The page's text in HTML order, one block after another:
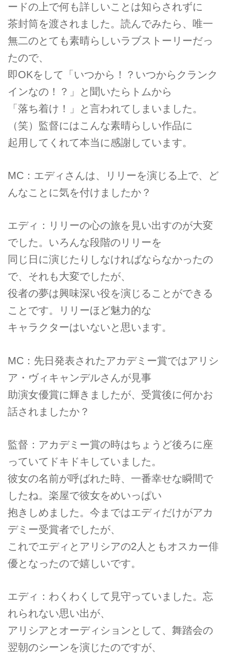
ードの上で何も詳しいことは知らされずに
茶封筒を渡されました。読んでみたら、唯一
無二のとても素晴らしいラブストーリーだっ
たので、
即OKをして「いつから！？いつからクランク
インなの！？」と聞いたらトムから
「落ち着け！」と言われてしまいました。
（笑）監督にはこんな素晴らしい作品に
起用してくれて本当に感謝しています。
MC：エディさんは、リリーを演じる上で、ど
んなことに気を付けましたか？
エディ：リリーの心の旅を見い出すのが大変
でした。いろんな段階のリリーを
同じ日に演じたりしなければならなかったの
で、それも大変でしたが、
役者の夢は興味深い役を演じることができる
ことです。リリーほど魅力的な
キャラクターはいないと思います。
MC：先日発表されたアカデミー賞ではアリシ
ア・ヴィキャンデルさんが見事
助演女優賞に輝きましたが、受賞後に何かお
話されましたか？
監督：アカデミー賞の時はちょうど後ろに座
っていてドキドキしていました。
彼女の名前が呼ばれた時、一番幸せな瞬間で
したね。楽屋で彼女をめいっぱい
抱きしめました。今まではエディだけがアカ
デミー受賞者でしたが、
これでエディとアリシアの2人ともオスカー俳
優となったので嬉しいです。
エディ：わくわくして見守っていました。忘
れられない思い出が、
アリシアとオーディションとして、舞踏会の
翌朝のシーンを演じたのですが、